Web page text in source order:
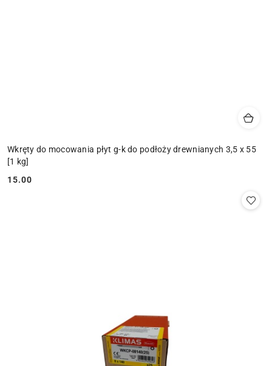
Wkręty do mocowania płyt g-k do podłoży drewnianych 3,5 x 55
[1 kg]
Cena:
15.00